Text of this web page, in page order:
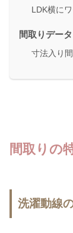
LDK横に
間取りデータ
寸法入り
間取りの
洗濯動線